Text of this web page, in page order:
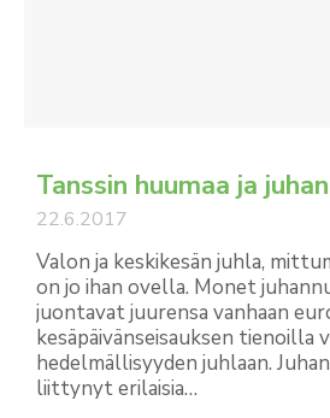
Tanssin huumaa ja
22.6.2017
Valon ja keskikesän juhla,
on jo ihan ovella. Monet
juontavat juurensa vanhaan
kesäpäivänseisauksen tienoilla
hedelmällisyyden juhlaan.
liittynyt erilaisia…